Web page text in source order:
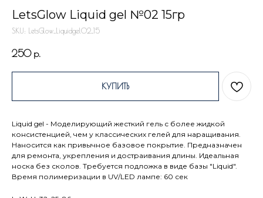
LetsGlow Liquid gel №02 15гр
SKU: LetsGlow_Liquidgel02_15
250 р.
КУПИТЬ
Liquid gel - Моделирующий жесткий гель с более жидкой
консистенцией, чем у классических гелей для наращивания.
Наносится как привычное базовое покрытие. Предназначен
для ремонта, укрепления и достраивания длины. Идеальная
носка без сколов. Требуется подложка в виде базы "Liquid".
Время полимеризации в UV/LED лампе: 60 сек